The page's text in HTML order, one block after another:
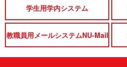
学生用学内システム
教職員用メールシステムNU-Mail